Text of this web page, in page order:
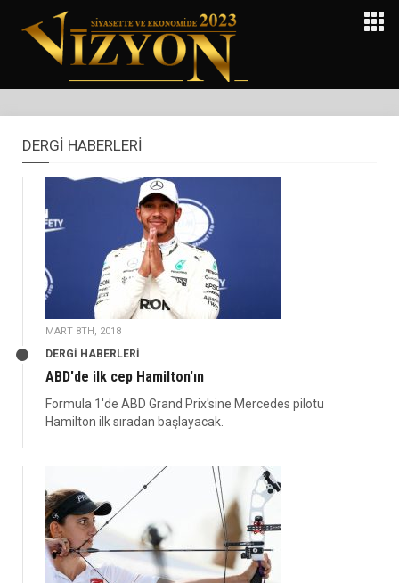
DERGİ HABERLERİ
MART 8TH, 2018
DERGİ HABERLERİ
ABD'de ilk cep Hamilton'ın
Formula 1'de ABD Grand Prix'sine Mercedes pilotu
Hamilton ilk sıradan başlayacak.